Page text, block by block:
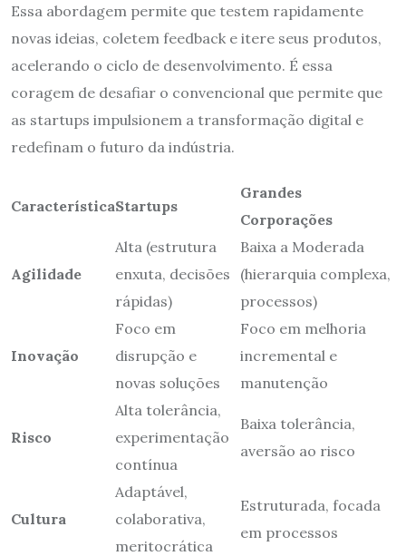
Essa abordagem permite que testem rapidamente
novas ideias, coletem feedback e itere seus produtos,
acelerando o ciclo de desenvolvimento. É essa
coragem de desafiar o convencional que permite que
as startups impulsionem a transformação digital e
redefinam o futuro da indústria.
CaracterísticaStartups
Grandes
Corporações
Agilidade
Alta (estrutura
enxuta, decisões
rápidas)
Baixa a Moderada
(hierarquia complexa,
processos)
Inovação
Foco em
disrupção e
novas soluções
Foco em melhoria
incremental e
manutenção
Risco
Alta tolerância,
experimentação
contínua
Baixa tolerância,
aversão ao risco
Cultura
Adaptável,
colaborativa,
meritocrática
Estruturada, focada
em processos